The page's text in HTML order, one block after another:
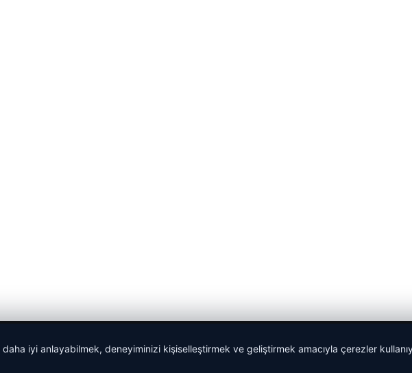
daha iyi anlayabilmek, deneyiminizi kişiselleştirmek ve geliştirmek amacıyla çerezler